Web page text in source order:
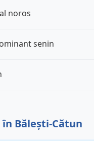
noros
senin
Bălești-Cătun